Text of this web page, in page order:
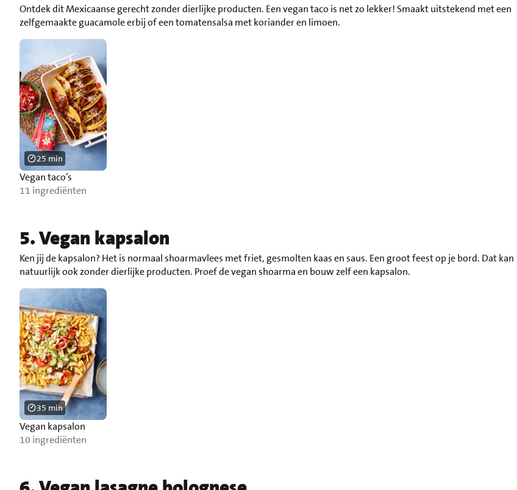
Ontdek dit Mexicaanse gerecht zonder dierlijke producten. Een vegan taco is net zo lekker! Smaakt uitstekend met een
zelfgemaakte guacamole erbij of een tomatensalsa met koriander en limoen.
Vegan taco’s
11 ingrediënten
25 min
5. Vegan kapsalon
Ken jij de kapsalon? Het is normaal shoarmavlees met friet, gesmolten kaas en saus. Een groot feest op je bord. Dat kan
natuurlijk ook zonder dierlijke producten. Proef de vegan shoarma en bouw zelf een kapsalon.
Vegan kapsalon
10 ingrediënten
35 min